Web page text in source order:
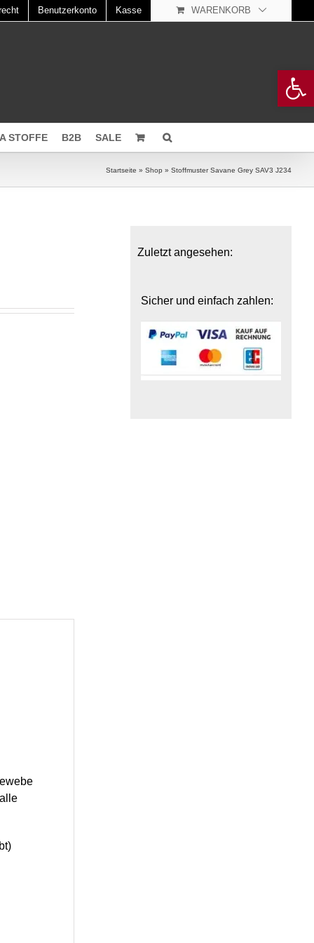
Benutzerkonto Kasse WARENKORB
STOFFE B2B SALE
Startseite » Shop » Stoffmuster Savane Grey SAV3 J234
Zuletzt angesehen:
Sicher und einfach zahlen: